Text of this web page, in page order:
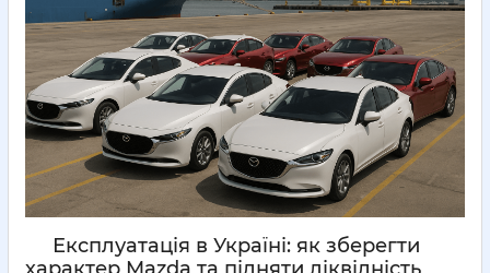
Експлуатація в Україні: як зберегти